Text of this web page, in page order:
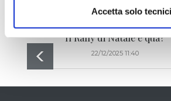
Accetta solo tecnici
Il Rally di Natale è qua?
22/12/2025 11:40